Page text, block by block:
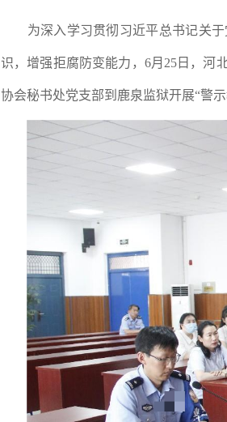
为深入学习贯彻习近平总书记关于
识，增强拒腐防变能力，6月25日，河
协会秘书处党支部到鹿泉监狱开展“警